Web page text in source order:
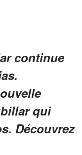
continue
qui
Découvrez